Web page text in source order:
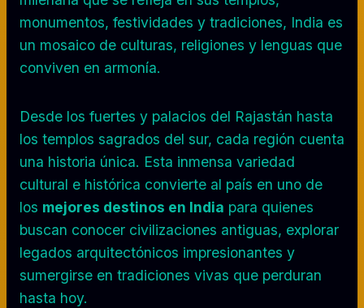
monumentos, festividades y tradiciones, India es
un mosaico de culturas, religiones y lenguas que
conviven en armonía.
Desde los fuertes y palacios del Rajastán hasta
los templos sagrados del sur, cada región cuenta
una historia única. Esta inmensa variedad
cultural e histórica convierte al país en uno de
los mejores destinos en India para quienes
buscan conocer civilizaciones antiguas, explorar
legados arquitectónicos impresionantes y
sumergirse en tradiciones vivas que perduran
hasta hoy.